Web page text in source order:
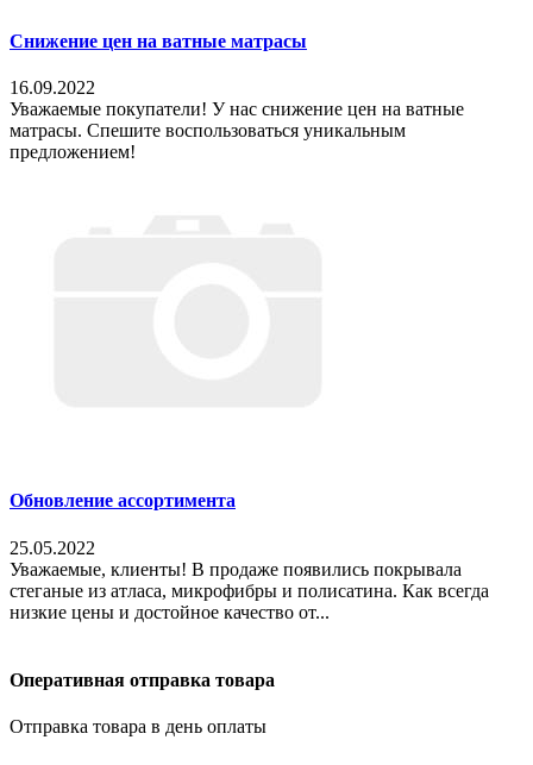
Снижение цен на ватные матрасы
16.09.2022
Уважаемые покупатели! У нас снижение цен на ватные
матрасы. Спешите воспользоваться уникальным
предложением!
Обновление ассортимента
25.05.2022
Уважаемые, клиенты! В продаже появились покрывала
стеганые из атласа, микрофибры и полисатина. Как всегда
низкие цены и достойное качество от...
Оперативная отправка товара
Отправка товара в день оплаты